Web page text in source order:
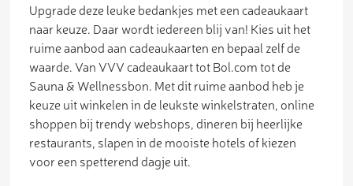
Upgrade deze leuke bedankjes met een cadeaukaart
naar keuze. Daar wordt iedereen blij van! Kies uit het
ruime aanbod aan cadeaukaarten en bepaal zelf de
waarde. Van VVV cadeaukaart tot Bol.com tot de
Sauna & Wellnessbon. Met dit ruime aanbod heb je
keuze uit winkelen in de leukste winkelstraten, online
shoppen bij trendy webshops, dineren bij heerlijke
restaurants, slapen in de mooiste hotels of kiezen
voor een spetterend dagje uit.